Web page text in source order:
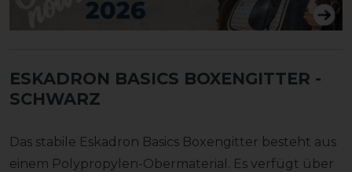
ESKADRON BASICS BOXENGITTER -
SCHWARZ
Das stabile Eskadron Basics Boxengitter besteht aus
einem Polypropylen-Obermaterial. Es verfügt über